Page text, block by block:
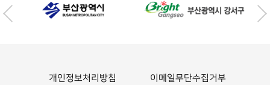
개인정보처리방침 이메일무단수집거부